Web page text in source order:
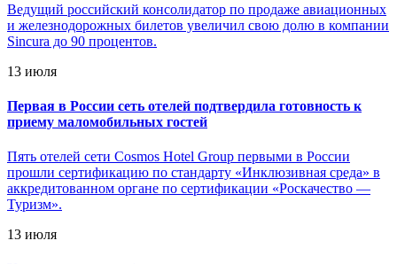
Ведущий российский консолидатор по продаже авиационных
и железнодорожных билетов увеличил свою долю в компании
Sincura до 90 процентов.
13 июля
Первая в России сеть отелей подтвердила готовность к
приему маломобильных гостей
Пять отелей сети Cosmos Hotel Group первыми в России
прошли сертификацию по стандарту «Инклюзивная среда» в
аккредитованном органе по сертификации «Роскачество —
Туризм».
13 июля